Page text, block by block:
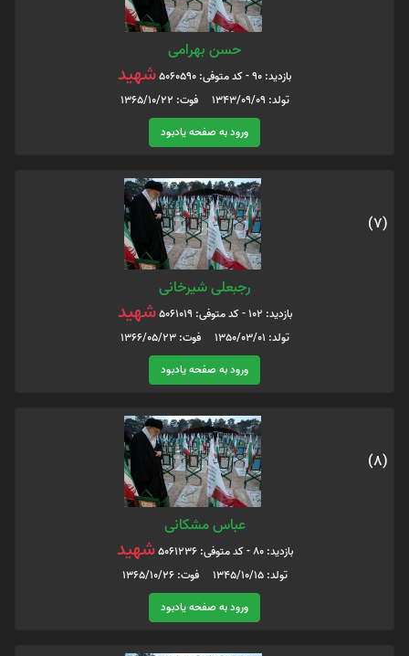
حسن بهرامی
بازدید: 90 - کد متوفی: 5060590 شهید
تولد: 1343/09/09 فوت: 1365/10/22
ورود به صفحه یادبود
(7)
رجبعلی شیرخانی
بازدید: 102 - کد متوفی: 5061019 شهید
تولد: 1350/03/01 فوت: 1366/05/23
ورود به صفحه یادبود
(8)
عباس مشکانی
بازدید: 80 - کد متوفی: 5061236 شهید
تولد: 1345/10/15 فوت: 1365/10/26
ورود به صفحه یادبود